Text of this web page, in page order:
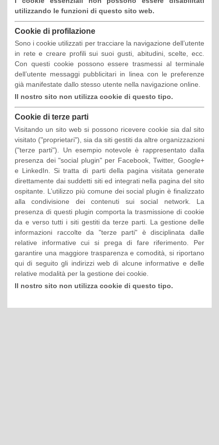
utilizzando le funzioni di questo sito web.
Cookie di profilazione
Sono i cookie utilizzati per tracciare la navigazione dell’utente
in rete e creare profili sui suoi gusti, abitudini, scelte, ecc.
Con questi cookie possono essere trasmessi al terminale
dell’utente messaggi pubblicitari in linea con le preferenze
già manifestate dallo stesso utente nella navigazione online.
Il nostro sito non utilizza cookie di questo tipo.
Cookie di terze parti
Visitando un sito web si possono ricevere cookie sia dal sito
visitato ("proprietari"), sia da siti gestiti da altre organizzazioni
("terze parti"). Un esempio notevole è rappresentato dalla
presenza dei "social plugin" per Facebook, Twitter, Google+
e LinkedIn. Si tratta di parti della pagina visitata generate
direttamente dai suddetti siti ed integrati nella pagina del sito
ospitante. L’utilizzo più comune dei social plugin è finalizzato
alla condivisione dei contenuti sui social network. La
presenza di questi plugin comporta la trasmissione di cookie
da e verso tutti i siti gestiti da terze parti. La gestione delle
informazioni raccolte da "terze parti" è disciplinata dalle
relative informative cui si prega di fare riferimento. Per
garantire una maggiore trasparenza e comodità, si riportano
qui di seguito gli indirizzi web di alcune informative e delle
relative modalità per la gestione dei cookie.
Il nostro sito non utilizza cookie di questo tipo.